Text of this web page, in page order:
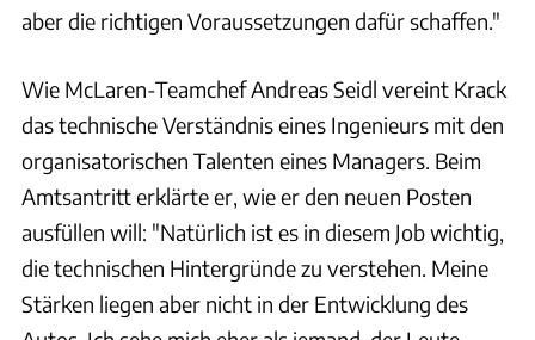
aber die richtigen Voraussetzungen dafür schaffen."
Wie McLaren-Teamchef Andreas Seidl vereint Krack
das technische Verständnis eines Ingenieurs mit den
organisatorischen Talenten eines Managers. Beim
Amtsantritt erklärte er, wie er den neuen Posten
ausfüllen will: "Natürlich ist es in diesem Job wichtig,
die technischen Hintergründe zu verstehen. Meine
Stärken liegen aber nicht in der Entwicklung des